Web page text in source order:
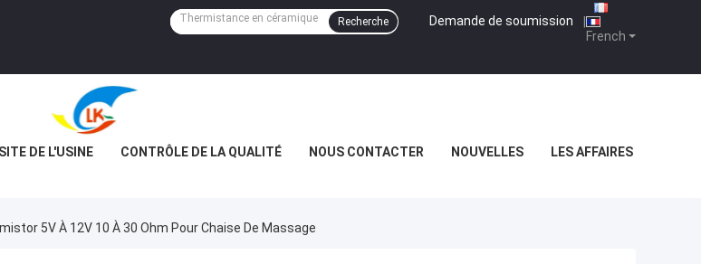
French
Demande de soumission |
Recherche
DE L'USINE CONTRÔLE DE LA QUALITÉ NOUS CONTACTER NOUVELLES LES AFFAIRES
5V À 12V 10 À 30 Ohm Pour Chaise De Massage